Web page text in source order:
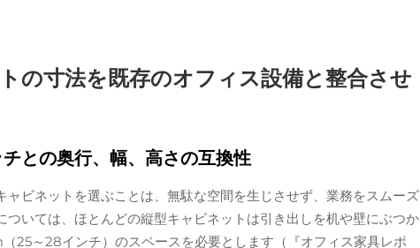
の寸法を既存のオフィス設備と整合させ
との奥行、幅、高さの互換性
ビネットを選ぶことは、無駄な空間を生じさせず、業務をスムーズ
いては、ほとんどの縦型キャビネットは引き出しを机や壁にぶつか
25～28インチ）のスペースを必要とします（『オフィス家具レポ